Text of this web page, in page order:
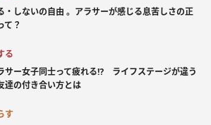
・しないの自由 。アラサーが感じる息苦しさの正
て？
る
サー女子同士って疲れる⁉ ライフステージが違う
達の付き合い方とは
す